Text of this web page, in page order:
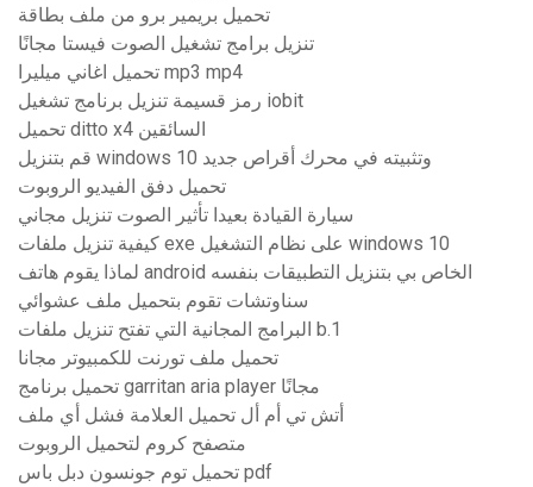
تحميل بريمير برو من ملف بطاقة
تنزيل برامج تشغيل الصوت فيستا مجانًا
تحميل اغاني ميليرا mp3 mp4
رمز قسيمة تنزيل برنامج تشغيل iobit
تحميل ditto x4 السائقين
قم بتنزيل windows 10 وتثبيته في محرك أقراص جديد
تحميل دفق الفيديو الروبوت
سيارة القيادة بعيدا تأثير الصوت تنزيل مجاني
كيفية تنزيل ملفات exe على نظام التشغيل windows 10
لماذا يقوم هاتف android الخاص بي بتنزيل التطبيقات بنفسه
سناوتشات تقوم بتحميل ملف عشوائي
البرامج المجانية التي تفتح تنزيل ملفات b.1
تحميل ملف تورنت للكمبيوتر مجانا
تحميل برنامج garritan aria player مجانًا
أتش تي أم أل تحميل العلامة فشل أي ملف
متصفح كروم لتحميل الروبوت
تحميل توم جونسون دبل باس pdf